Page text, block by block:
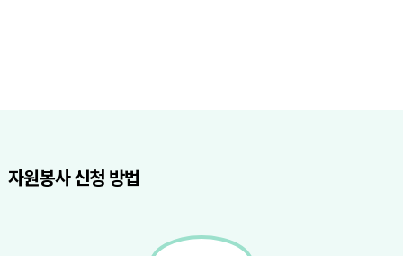
자원봉사 신청 방법